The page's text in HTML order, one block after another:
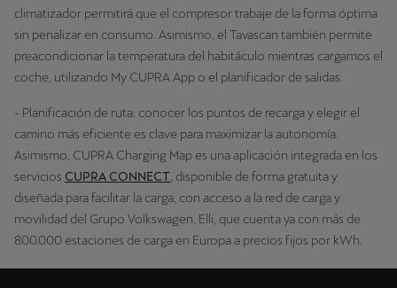
climatizador permitirá que el compresor trabaje de la forma óptima
sin penalizar en consumo. Asimismo, el Tavascan también permite
preacondicionar la temperatura del habitáculo mientras cargamos el
coche, utilizando My CUPRA App o el planificador de salidas.
- Planificación de ruta: conocer los puntos de recarga y elegir el
camino más eficiente es clave para maximizar la autonomía.
Asimismo, CUPRA Charging Map es una aplicación integrada en los
servicios CUPRA CONNECT , disponible de forma gratuita y
diseñada para facilitar la carga, con acceso a la red de carga y
movilidad del Grupo Volkswagen, Elli, que cuenta ya con más de
800.000 estaciones de carga en Europa a precios fijos por kWh.